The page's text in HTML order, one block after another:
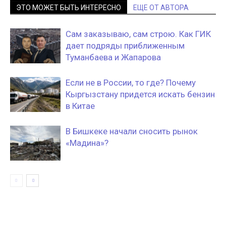
ЭТО МОЖЕТ БЫТЬ ИНТЕРЕСНО ЕЩЕ ОТ АВТОРА
Сам заказываю, сам строю. Как ГИК
дает подряды приближенным
Туманбаева и Жапарова
Если не в России, то где? Почему
Кыргызстану придется искать бензин
в Китае
В Бишкеке начали сносить рынок
«Мадина»?